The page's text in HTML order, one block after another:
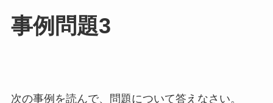
事例問題3
次の事例を読んで、問題について答えなさい。